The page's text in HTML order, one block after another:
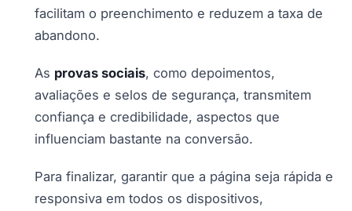
facilitam o preenchimento e reduzem a taxa de
abandono.
As provas sociais, como depoimentos,
avaliações e selos de segurança, transmitem
confiança e credibilidade, aspectos que
influenciam bastante na conversão.
Para finalizar, garantir que a página seja rápida e
responsiva em todos os dispositivos,